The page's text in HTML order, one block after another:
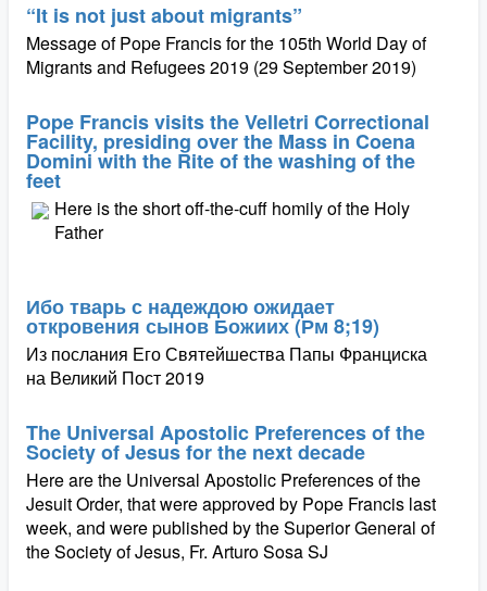
“It is not just about migrants”
Message of Pope Francis for the 105th World Day of
Migrants and Refugees 2019 (29 September 2019)
Pope Francis visits the Velletri Correctional
Facility, presiding over the Mass in Coena
Domini with the Rite of the washing of the
feet
Here is the short off-the-cuff homily of the Holy
Father
Ибо тварь с надеждою ожидает
откровения сынов Божиих (Рм 8;19)
Из послания Его Святейшества Папы Франциска
на Великий Пост 2019
The Universal Apostolic Preferences of the
Society of Jesus for the next decade
Here are the Universal Apostolic Preferences of the
Jesuit Order, that were approved by Pope Francis last
week, and were published by the Superior General of
the Society of Jesus, Fr. Arturo Sosa SJ